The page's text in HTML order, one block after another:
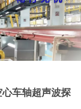
车轴超声波探